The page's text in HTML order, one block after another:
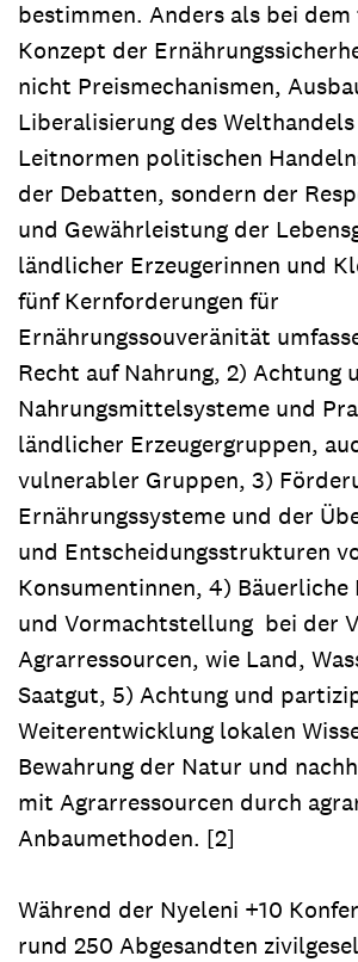
bestimmen. Anders als bei dem
Konzept der
nicht Preismechanismen,
Liberalisierung des
Leitnormen politischen
der Debatten, sondern der
und Gewährleistung der
ländlicher Erzeugerinnen und
fünf Kernforderungen für
Ernährungssouveränität
Recht auf Nahrung, 2) Achtung
Nahrungsmittelsysteme und
ländlicher Erzeugergruppen,
vulnerabler Gruppen, 3)
Ernährungssysteme und der
und Entscheidungsstrukturen
Konsumentinnen, 4)
und Vormachtstellung bei der
Agrarressourcen, wie Land,
Saatgut, 5) Achtung und
Weiterentwicklung lokalen
Bewahrung der Natur und
mit Agrarressourcen durch
Anbaumethoden. [2]
Während der Nyeleni +10
rund 250 Abgesandten